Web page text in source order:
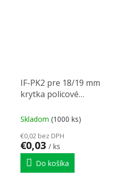
IF-PK2 pre 18/19 mm
krytka policové
Skladom (1000 ks)
€0,02 bez DPH
€0,03 / ks
Do košíka